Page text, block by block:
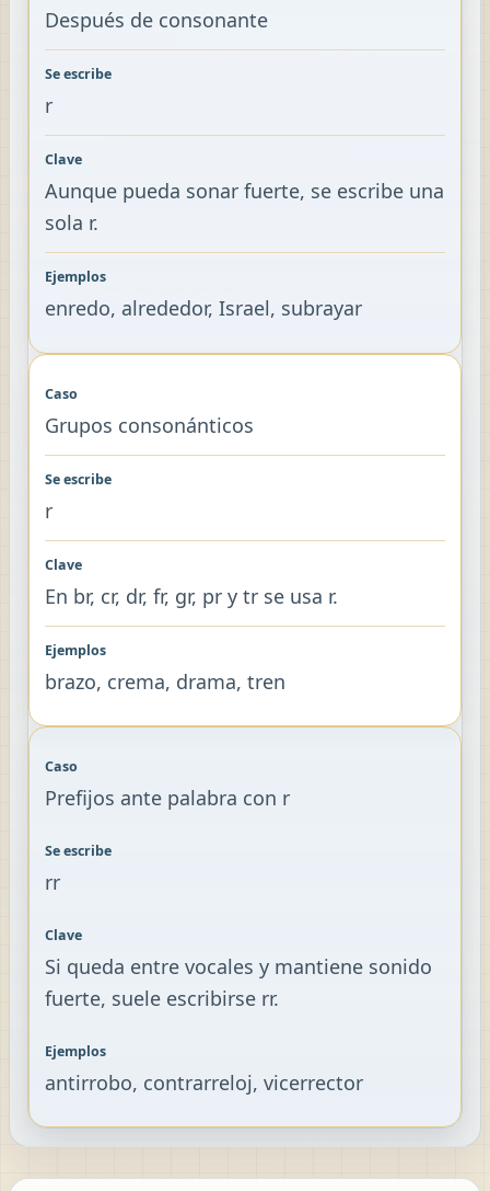
Después de consonante
r
Aunque pueda sonar fuerte, se escribe una
sola r.
enredo, alrededor, Israel, subrayar
Grupos consonánticos
r
En br, cr, dr, fr, gr, pr y tr se usa r.
brazo, crema, drama, tren
Prefijos ante palabra con r
rr
Si queda entre vocales y mantiene sonido
fuerte, suele escribirse rr.
antirrobo, contrarreloj, vicerrector